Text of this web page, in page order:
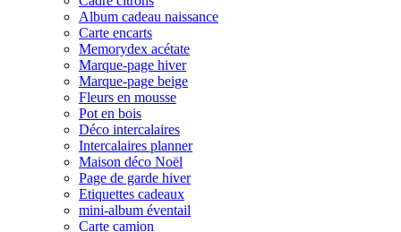
Album cadeau naissance
Carte encarts
Memorydex acétate
Marque-page hiver
Marque-page beige
Fleurs en mousse
Pot en bois
Déco intercalaires
Intercalaires planner
Maison déco Noël
Page de garde hiver
Etiquettes cadeaux
mini-album éventail
Carte camion